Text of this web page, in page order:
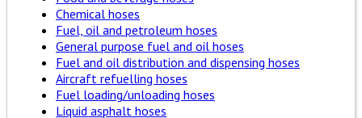
Chemical hoses
Fuel, oil and petroleum hoses
General purpose fuel and oil hoses
Fuel and oil distribution and dispensing hoses
Aircraft refuelling hoses
Fuel loading/unloading hoses
Liquid asphalt hoses